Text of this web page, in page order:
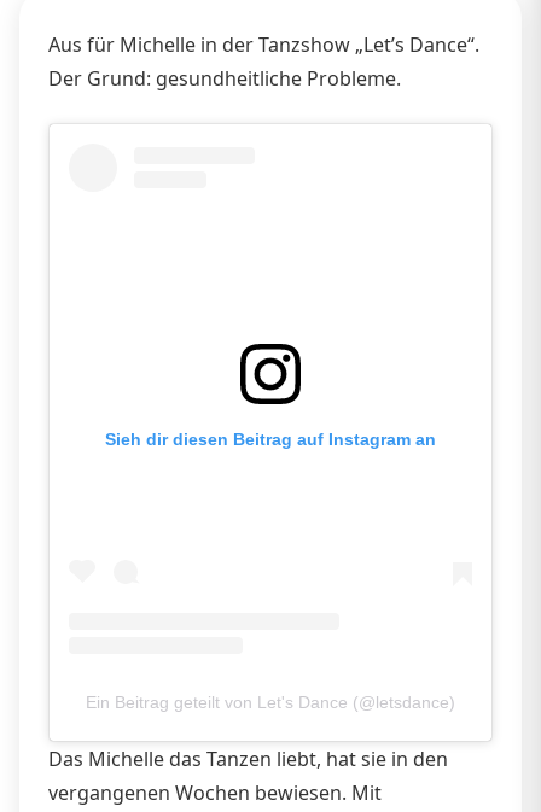
Aus für Michelle in der Tanzshow „Let’s Dance“.
Der Grund: gesundheitliche Probleme.
Sieh dir diesen Beitrag auf Instagram an
Ein Beitrag geteilt von Let's Dance (@letsdance)
Das Michelle das Tanzen liebt, hat sie in den
vergangenen Wochen bewiesen. Mit